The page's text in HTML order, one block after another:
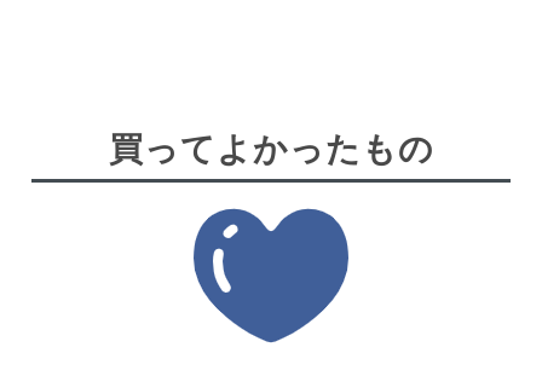
買ってよかったもの